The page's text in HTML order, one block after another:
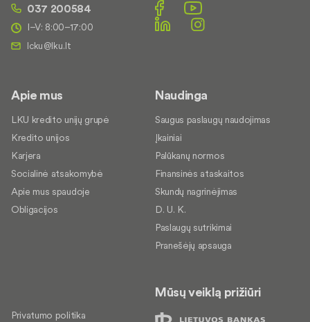
037 200584
I–V: 8:00–17:00
Apie mus
LKU kredito unijų grupė
Kredito unijos
Karjera
Socialinė atsakomybė
Apie mus spaudoje
Obligacijos
Naudinga
Saugus paslaugų naudojimas
Įkainiai
Palūkanų normos
Finansinės ataskaitos
Skundų nagrinėjimas
D. U. K.
Paslaugų sutrikimai
Pranešėjų apsauga
Privatumo politika
Mūsų veiklą prižiūri